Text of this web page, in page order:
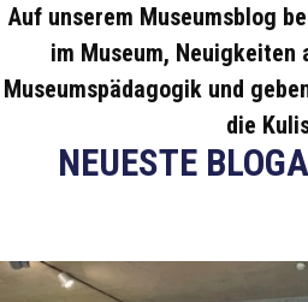
Auf unserem Museumsblog
im Museum, Neuigkeiten
Museumspädagogik und
die
NEUESTE